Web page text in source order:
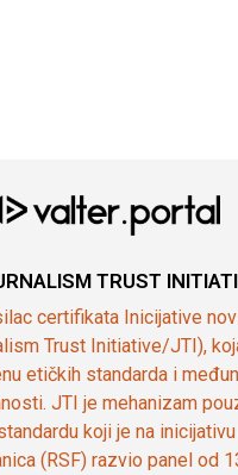
TRUST
certifikata Inicijative
Trust Initiative/JTI),
etičkih standarda i
JTI je mehanizam
koji je na inicijativu
(RSF) razvio panel od